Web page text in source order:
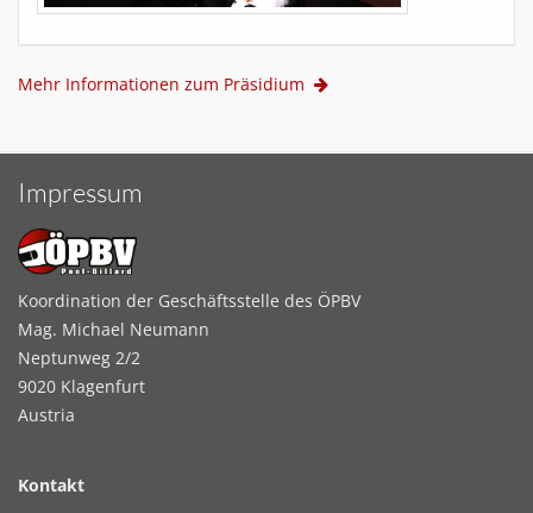
Mehr Informationen zum Präsidium
Impressum
Koordination der Geschäftsstelle des ÖPBV
Mag. Michael Neumann
Neptunweg 2/2
9020 Klagenfurt
Austria
Kontakt